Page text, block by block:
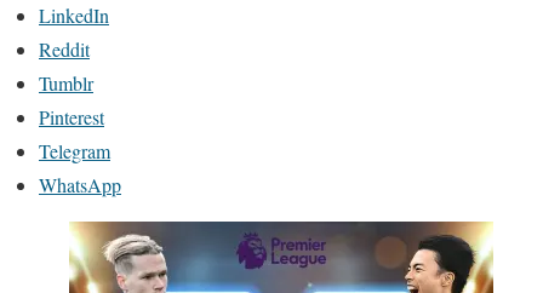
LinkedIn
Reddit
Tumblr
Pinterest
Telegram
WhatsApp